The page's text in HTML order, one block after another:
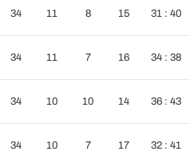
34 11 8 15 31 : 40
34 11 7 16 34 : 38
34 10 10 14 36 : 43
34 10 7 17 32 : 41